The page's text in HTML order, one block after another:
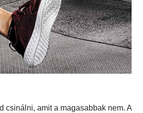
csinálni, amit a magasabbak nem. A